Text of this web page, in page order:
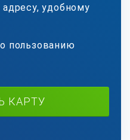
удобному
пользованию
КАРТУ